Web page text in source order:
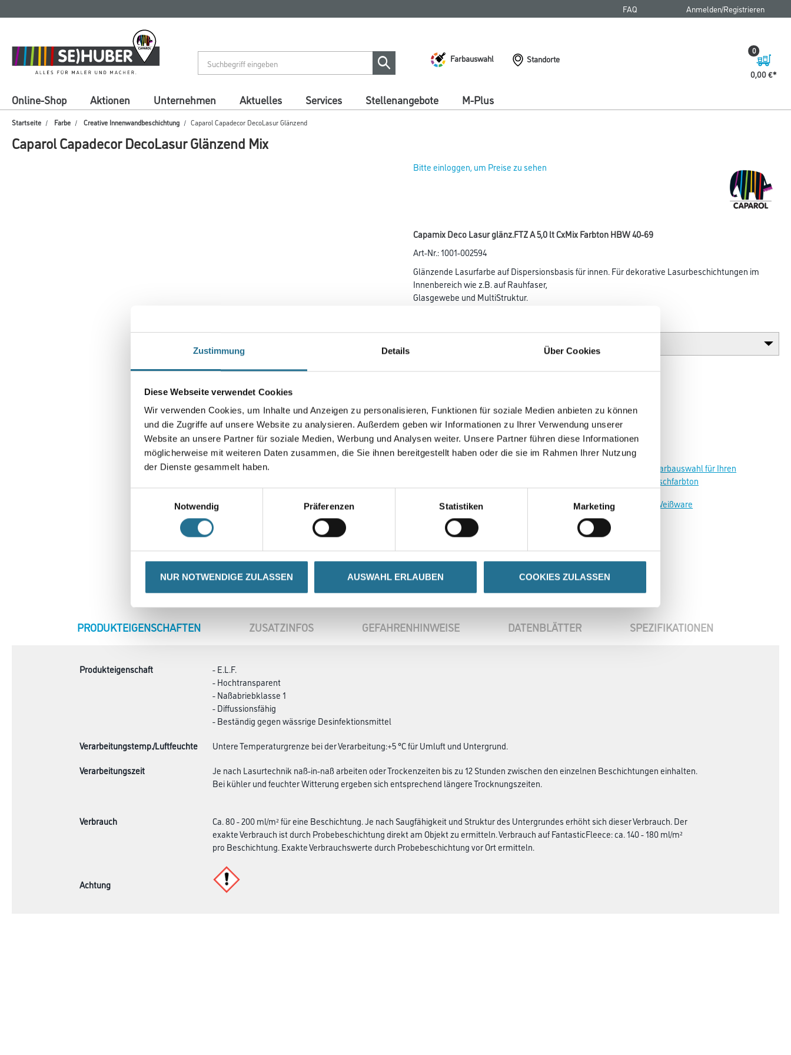
Zustimmung Details Über Cookies
Diese Webseite verwendet Cookies
Wir verwenden Cookies, um Inhalte und Anzeigen zu personalisieren, Funktionen für soziale Medien anbieten zu können
und die Zugriffe auf unsere Website zu analysieren. Außerdem geben wir Informationen zu Ihrer Verwendung unserer
Website an unsere Partner für soziale Medien, Werbung und Analysen weiter. Unsere Partner führen diese Informationen
möglicherweise mit weiteren Daten zusammen, die Sie ihnen bereitgestellt haben oder die sie im Rahmen Ihrer Nutzung
der Dienste gesammelt haben.
Notwendig
Präferenzen Statistiken Marketing
NUR NOTWENDIGE ZULASSEN AUSWAHL ERLAUBEN COOKIES ZULASSEN
springen
springen
FAQ Anmelden/Registrieren
Farbauswahl
Standorte
0,00 €
0
Online-Shop Aktionen Unternehmen Aktuelles Services Stellenangebote M-Plus
Startseite Farbe Creative Innenwandbeschichtung Caparol Capadecor DecoLasur Glänzend
Caparol Capadecor DecoLasur Glänzend Mix
Bitte einloggen, um Preise zu sehen
Capamix Deco Lasur glänz.FTZ A 5,0 lt CxMix Farbton HBW 40-69
Art-Nr.:1001-002594
Glänzende Lasurfarbe auf Dispersionsbasis für innen. Für dekorative Lasurbeschichtungen im
Innenbereich wie z.B. auf Rauhfaser,
Glasgewebe und MultiStruktur.
Gebinde
Umrechnungsfaktoren
Zur Farbauswahl für Ihren
Wunschfarbton
Zur Weißware
CURRENT
PRODUKTEIGENSCHAFTEN ZUSATZINFOS GEFAHRENHINWEISE DATENBLÄTTER SPEZIFIKATIONEN
Produkteigenschaft
- E.L.F.
- Hochtransparent
- Naßabriebklasse 1
- Diffussionsfähig
- Beständig gegen wässrige Desinfektionsmittel
Verarbeitungstemp./Luftfeuchte
Untere Temperaturgrenze bei der Verarbeitung:+5 °C für Umluft und Untergrund.
Verarbeitungszeit
Je nach Lasurtechnik naß-in-naß arbeiten oder Trockenzeiten bis zu 12 Stunden zwischen den einzelnen Beschichtungen einhalten.
Bei kühler und feuchter Witterung ergeben sich entsprechend längere Trocknungszeiten.
Verbrauch
Ca. 80 - 200 ml/m² für eine Beschichtung. Je nach Saugfähigkeit und Struktur des Untergrundes erhöht sich dieser Verbrauch. Der
exakte Verbrauch ist durch Probebeschichtung direkt am Objekt zu ermitteln. Verbrauch auf FantasticFleece: ca. 140 - 180 ml/m²
pro Beschichtung. Exakte Verbrauchswerte durch Probebeschichtung vor Ort ermitteln.
Achtung